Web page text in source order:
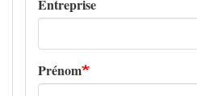
Entreprise
Prénom